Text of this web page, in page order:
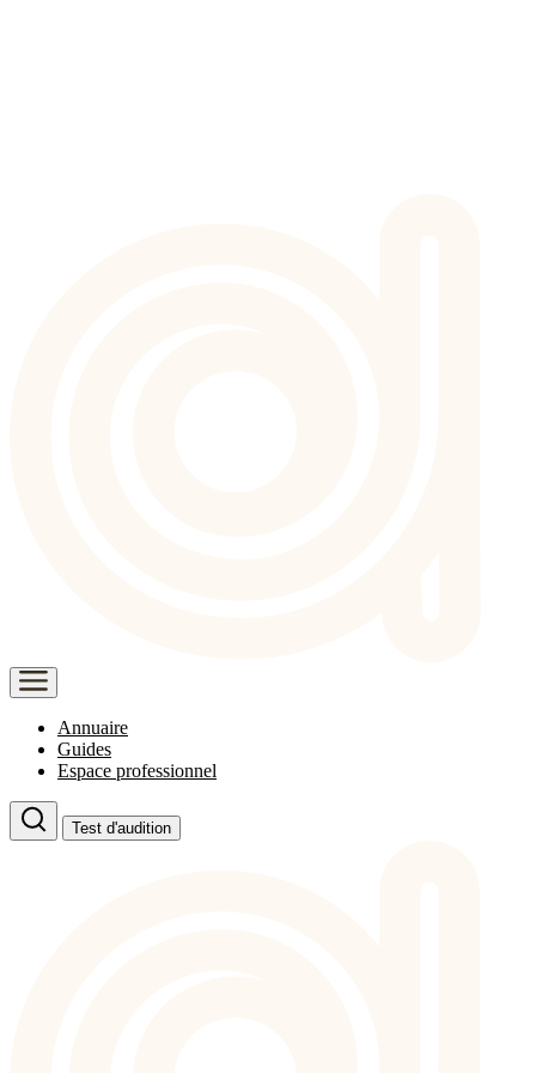
Annuaire
Guides
Espace professionnel
Test d'audition